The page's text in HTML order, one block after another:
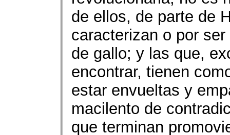
de ellos, de parte de
caracterizan o por
de gallo; y las que,
encontrar, tienen
estar envueltas y
macilento de
que terminan